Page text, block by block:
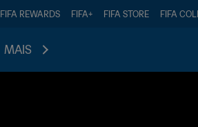
FIFA REWARDS FIFA+ FIFA STORE FIFA
MAIS